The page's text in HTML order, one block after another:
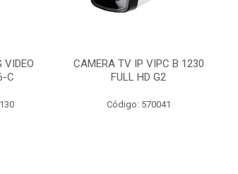
VIDEO
C
CAMERA TV IP VIPC B 1230
FULL HD G2
Código: 570041